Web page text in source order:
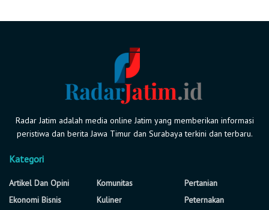
Radar Jatim adalah media online Jatim yang memberikan informasi
peristiwa dan berita Jawa Timur dan Surabaya terkini dan terbaru.
Kategori
Artikel Dan Opini
Ekonomi Bisnis
Komunitas
Kuliner
Pertanian
Peternakan